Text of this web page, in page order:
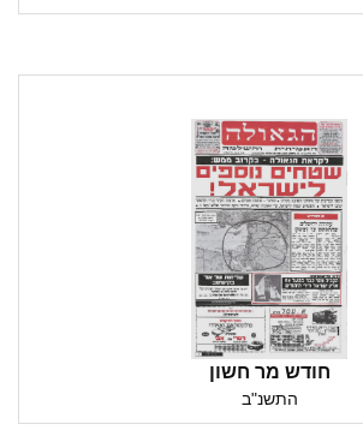
חודש מר חשון
התשנ"ב